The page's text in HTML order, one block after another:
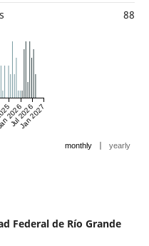
88
2026
Jul 2026
Jan 2027
monthly | yearly
Federal de Río Grande